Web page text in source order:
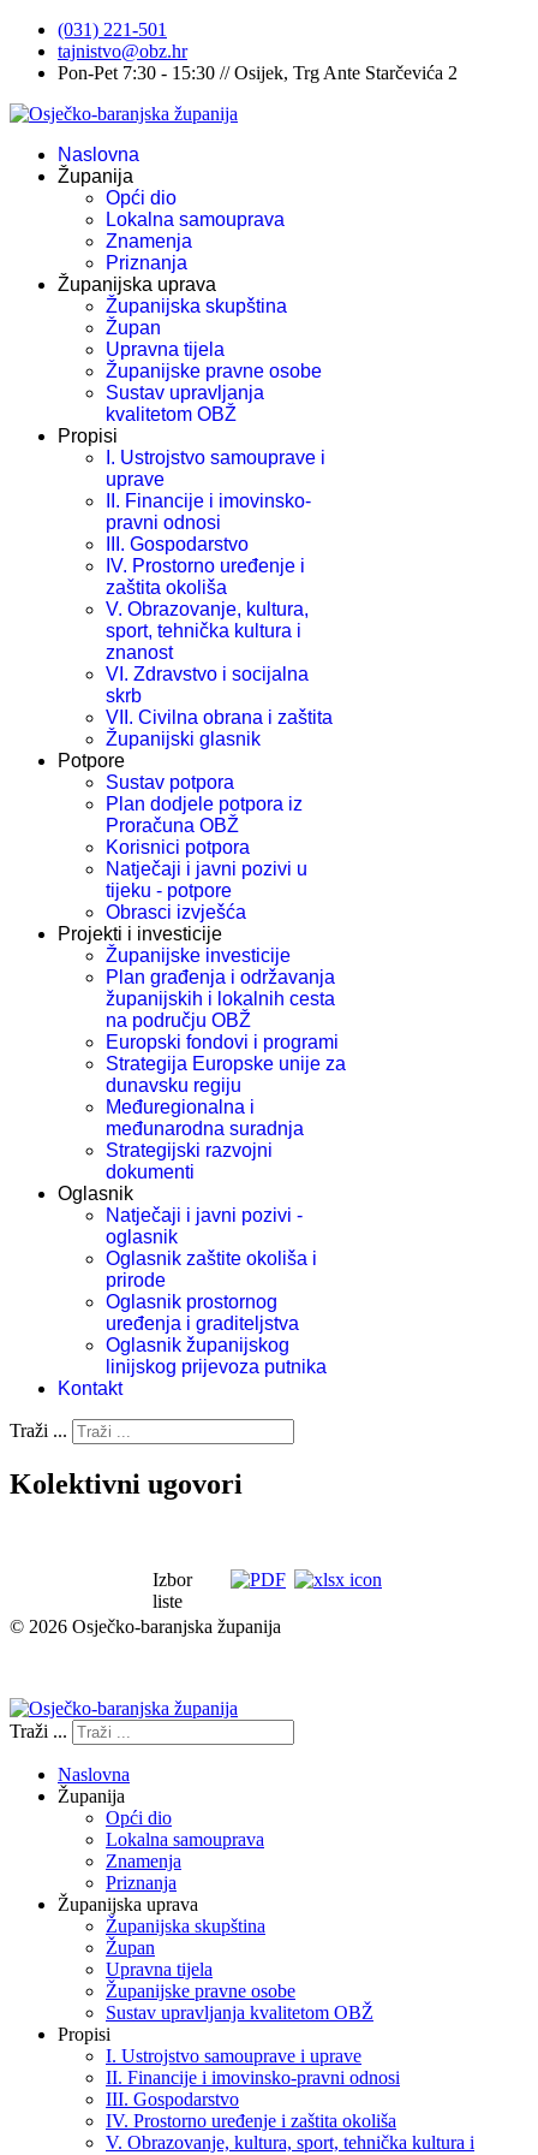
(031) 221-501
tajnistvo@obz.hr
Pon-Pet 7:30 - 15:30 // Osijek, Trg Ante Starčevića 2
Naslovna
Županija
Opći dio
Lokalna samouprava
Znamenja
Priznanja
Županijska uprava
Županijska skupština
Župan
Upravna tijela
Županijske pravne osobe
Sustav upravljanja
kvalitetom OBŽ
Propisi
I. Ustrojstvo samouprave i
uprave
II. Financije i imovinsko-
pravni odnosi
III. Gospodarstvo
IV. Prostorno uređenje i
zaštita okoliša
V. Obrazovanje, kultura,
sport, tehnička kultura i
znanost
VI. Zdravstvo i socijalna
skrb
VII. Civilna obrana i zaštita
Županijski glasnik
Potpore
Sustav potpora
Plan dodjele potpora iz
Proračuna OBŽ
Korisnici potpora
Natječaji i javni pozivi u
tijeku - potpore
Obrasci izvješća
Projekti i investicije
Županijske investicije
Plan građenja i održavanja
županijskih i lokalnih cesta
na području OBŽ
Europski fondovi i programi
Strategija Europske unije za
dunavsku regiju
Međuregionalna i
međunarodna suradnja
Strategijski razvojni
dokumenti
Oglasnik
Natječaji i javni pozivi -
oglasnik
Oglasnik zaštite okoliša i
prirode
Oglasnik prostornog
uređenja i graditeljstva
Oglasnik županijskog
linijskog prijevoza putnika
Kontakt
Traži ...
Kolektivni ugovori
Izbor
liste
© 2026 Osječko-baranjska županija
Traži ...
Naslovna
Županija
Opći dio
Lokalna samouprava
Znamenja
Priznanja
Županijska uprava
Županijska skupština
Župan
Upravna tijela
Županijske pravne osobe
Sustav upravljanja kvalitetom OBŽ
Propisi
I. Ustrojstvo samouprave i uprave
II. Financije i imovinsko-pravni odnosi
III. Gospodarstvo
IV. Prostorno uređenje i zaštita okoliša
V. Obrazovanje, kultura, sport, tehnička kultura i